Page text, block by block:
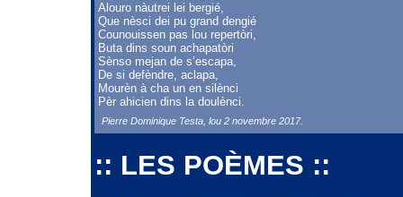
Alouro nàutrei lei bergié,
Que nèsci dei pu grand dengié
Counouissen pas lou repertòri,
Buta dins soun achapatòri
Sènso mejan de s’escapa,
De si defèndre, aclapa,
Mourèn à cha un en silènci
Pèr ahicien dins la doulènci.
Pierre Dominique Testa, lou 2 novembre 2017.
:: LES POÈMES ::